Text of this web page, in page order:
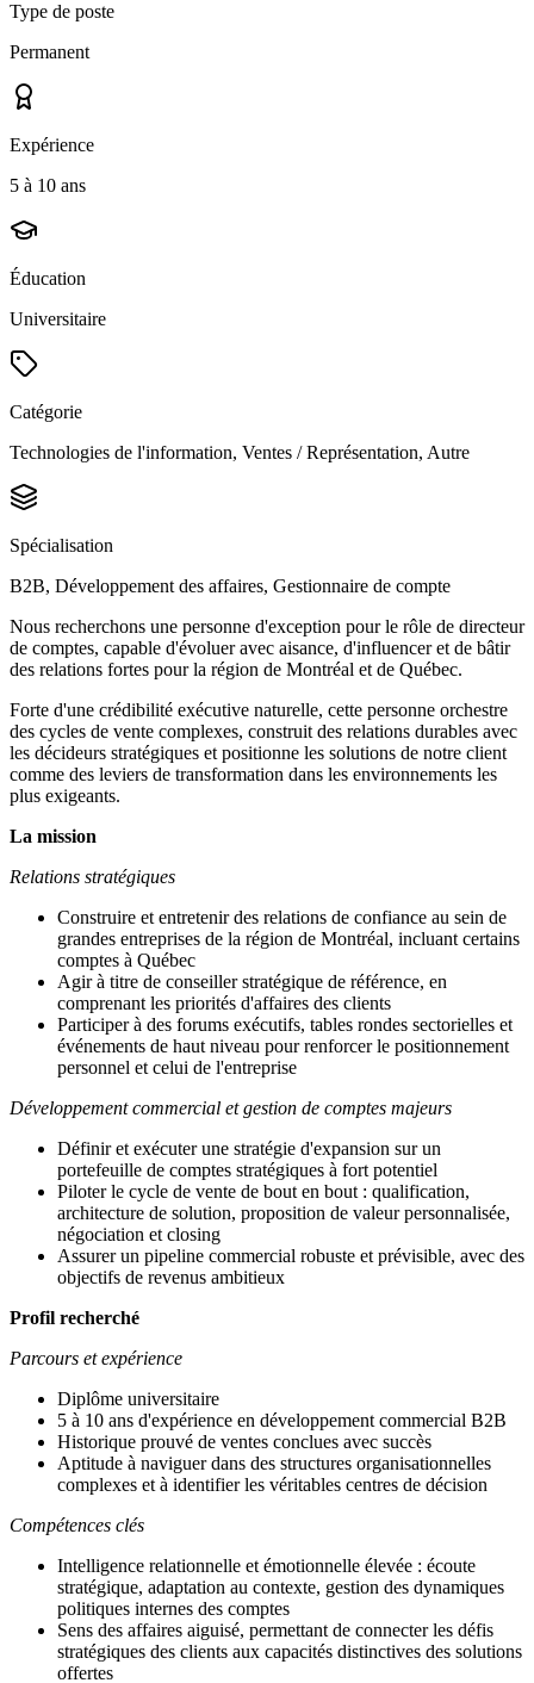
Type de poste
Permanent
Expérience
5 à 10 ans
Éducation
Universitaire
Catégorie
Technologies de l'information, Ventes / Représentation, Autre
Spécialisation
B2B, Développement des affaires, Gestionnaire de compte
Nous recherchons une personne d'exception pour le rôle de directeur
de comptes, capable d'évoluer avec aisance, d'influencer et de bâtir
des relations fortes pour la région de Montréal et de Québec.
Forte d'une crédibilité exécutive naturelle, cette personne orchestre
des cycles de vente complexes, construit des relations durables avec
les décideurs stratégiques et positionne les solutions de notre client
comme des leviers de transformation dans les environnements les
plus exigeants.
La mission
Relations stratégiques
Construire et entretenir des relations de confiance au sein de
grandes entreprises de la région de Montréal, incluant certains
comptes à Québec
Agir à titre de conseiller stratégique de référence, en
comprenant les priorités d'affaires des clients
Participer à des forums exécutifs, tables rondes sectorielles et
événements de haut niveau pour renforcer le positionnement
personnel et celui de l'entreprise
Développement commercial et gestion de comptes majeurs
Définir et exécuter une stratégie d'expansion sur un
portefeuille de comptes stratégiques à fort potentiel
Piloter le cycle de vente de bout en bout : qualification,
architecture de solution, proposition de valeur personnalisée,
négociation et closing
Assurer un pipeline commercial robuste et prévisible, avec des
objectifs de revenus ambitieux
Profil recherché
Parcours et expérience
Diplôme universitaire
5 à 10 ans d'expérience en développement commercial B2B
Historique prouvé de ventes conclues avec succès
Aptitude à naviguer dans des structures organisationnelles
complexes et à identifier les véritables centres de décision
Compétences clés
Intelligence relationnelle et émotionnelle élevée : écoute
stratégique, adaptation au contexte, gestion des dynamiques
politiques internes des comptes
Sens des affaires aiguisé, permettant de connecter les défis
stratégiques des clients aux capacités distinctives des solutions
offertes